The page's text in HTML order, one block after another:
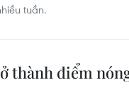
tuần.
thành điểm